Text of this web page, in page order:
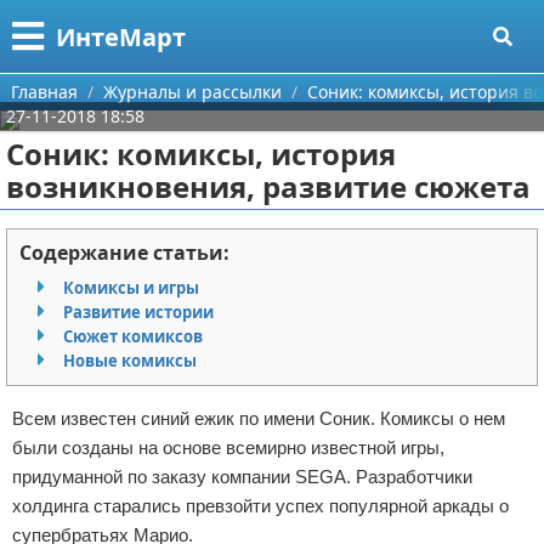
ИнтеМарт
Меню
Главная
Категории
Научная литература
Художественная литература
Поэзия
Самоиздательство
Сценарии
Публикации
Журналы и рассылки
Поиск
О проекте
Контакты
Сотрудничество
Размещение рекламы
Для правообладателей
Условия предоставления информации
Главная Журналы и рассылки
Соник: комиксы, история
27-11-2018 18:58
Соник: комиксы, история
возникновения, развитие сюжета
Содержание статьи:
Комиксы и игры
Развитие истории
Сюжет комиксов
Новые комиксы
Всем известен синий ежик по имени Соник. Комиксы о нем
были созданы на основе всемирно известной игры,
придуманной по заказу компании SEGA. Разработчики
холдинга старались превзойти успех популярной аркады о
супербратьях Марио.